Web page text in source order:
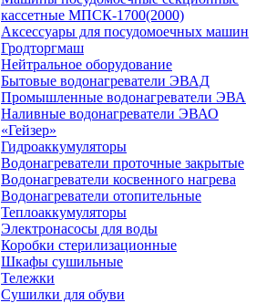
кассетные МПСК-1700(2000)
Аксессуары для посудомоечных машин
Гродторгмаш
Нейтральное оборудование
Бытовые водонагреватели ЭВАД
Промышленные водонагреватели ЭВА
Наливные водонагреватели ЭВАО
«Гейзер»
Гидроаккумуляторы
Водонагреватели проточные закрытые
Водонагреватели косвенного нагрева
Водонагреватели отопительные
Теплоаккумуляторы
Электронасосы для воды
Коробки стерилизационные
Шкафы сушильные
Тележки
Сушилки для обуви